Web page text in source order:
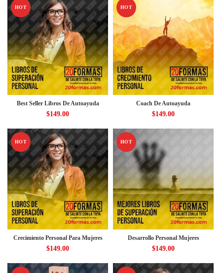
HOT
Best Seller Libros De Autoayuda
$149.00
HOT
Coach De Autoayuda
$149.00
HOT
Crecimiento Personal Para Mujeres
$149.00
HOT
Desarrollo Personal Mujeres
$149.00